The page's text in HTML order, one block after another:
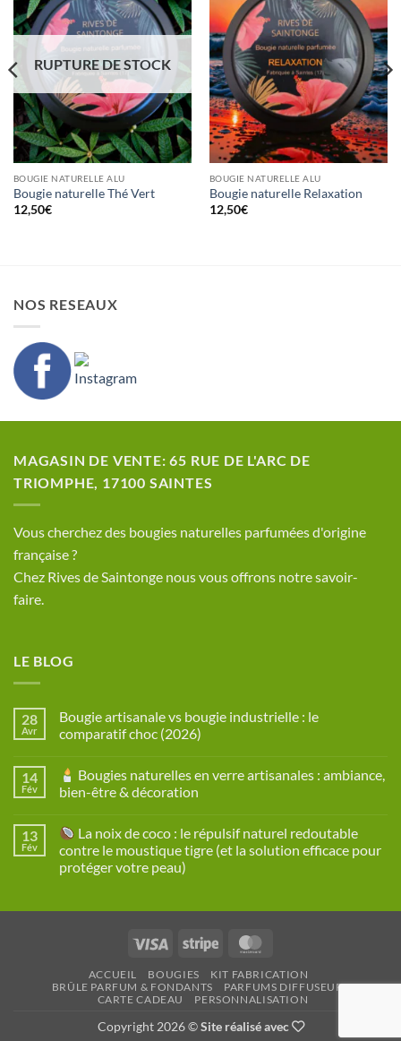
RUPTURE DE STOCK
BOUGIE NATURELLE ALU
Bougie naturelle Thé Vert
12,50€
BOUGIE NATURELLE ALU
Bougie naturelle Relaxation
12,50€
NOS RESEAUX
MAGASIN DE VENTE: 65 RUE DE L'ARC DE
TRIOMPHE, 17100 SAINTES
​Vous cherchez des bougies naturelles parfumées d'origine
française ?
Chez Rives de Saintonge nous vous offrons notre savoir-
faire.
LE BLOG
28
Avr
Bougie artisanale vs bougie industrielle : le
comparatif choc (2026)
sur
Bougie
artisanale
industrielle
le
comparatif
choc
14
Fév
Bougies naturelles en verre artisanales : ambiance,
bien-être & décoration
sur
Bougies
naturelles
en
:
décoration
13
Fév
La noix de coco : le répulsif naturel redoutable
contre le moustique tigre (et la solution efficace pour
protéger votre peau)
le
redoutable
Visa Stripe
ACCUEIL BOUGIES
KIT FABRICATION
BRÛLE PARFUM & FONDANTS
PARFUMS DIFFUSEURS
CARTE CADEAU
PERSONNALISATION
Copyright 2026 ©Site réalisé avec